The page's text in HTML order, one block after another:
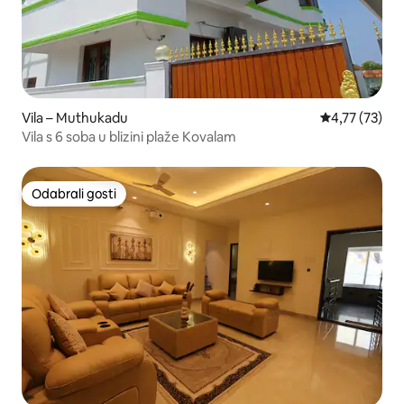
Vila – Muthukadu Prosječna
4,77 (73)
Vila s 6 soba u blizini plaže Kovalam
Odabrali gosti
Odabrali gosti